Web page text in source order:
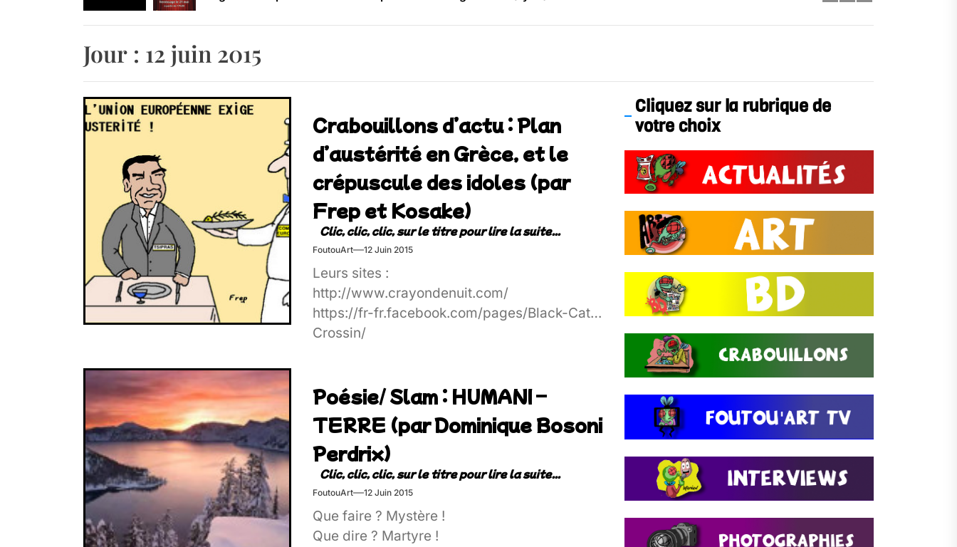
Retrouvez-nous au Bos’Tock Festival – Samedi 18 juillet (Vaulx-en-Velin)
Jour : 12 juin 2015
Crabouillons d’actu : Plan
d’austérité en Grèce, et le
crépuscule des idoles (par
Frep et Kosake)
FoutouArt 12 Juin 2015
Leurs sites :
http://www.crayondenuit.com/
https://fr-fr.facebook.com/pages/Black-Cat-
Crossin/
Poésie/ Slam : HUMANI –
TERRE (par Dominique Bosoni
Perdrix)
FoutouArt 12 Juin 2015
Que faire ? Mystère !
Que dire ? Martyre !
Cliquez sur la rubrique de
votre choix